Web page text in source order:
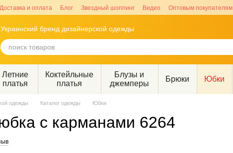
Доставка и оплата Блог Звездный шоппинг Видео Оптовым покупателям
Украинский бренд дизайнерской одежды
Летние
платья
Коктейльные
платья
Блузы и
джемперы
Брюки Юбки
одежды Каталог одежды Юбки
с карманами 6264